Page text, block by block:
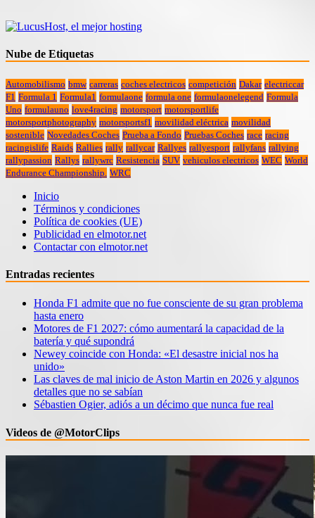
Nube de Etiquetas
Automobilismo bmw carreras coches electricos competición Dakar electriccar
F1 Formula 1 Formula1 formulaone formula one formulaonelegend Formula
Uno formulauno love4racing motorsport motorsportlife
motorsportphotography motorsportsf1 movilidad eléctrica movilidad
sostenible Novedades Coches Prueba a Fondo Pruebas Coches race racing
racingislife Raids Rallies rally rallycar Rallyes rallyesport rallyfans rallying
rallypassion Rallys rallywrc Resistencia SUV vehiculos electricos WEC World
Endurance Championship. WRC
Inicio
Términos y condiciones
Política de cookies (UE)
Publicidad en elmotor.net
Contactar con elmotor.net
Entradas recientes
Honda F1 admite que no fue consciente de su gran problema
hasta enero
Motores de F1 2027: cómo aumentará la capacidad de la
batería y qué supondrá
Newey coincide con Honda: «El desastre inicial nos ha
unido»
Las claves de mal inicio de Aston Martin en 2026 y algunos
detalles que no se sabían
Sébastien Ogier, adiós a un décimo que nunca fue real
Videos de @MotorClips